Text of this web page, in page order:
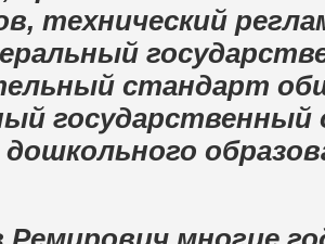
технический
стандарт